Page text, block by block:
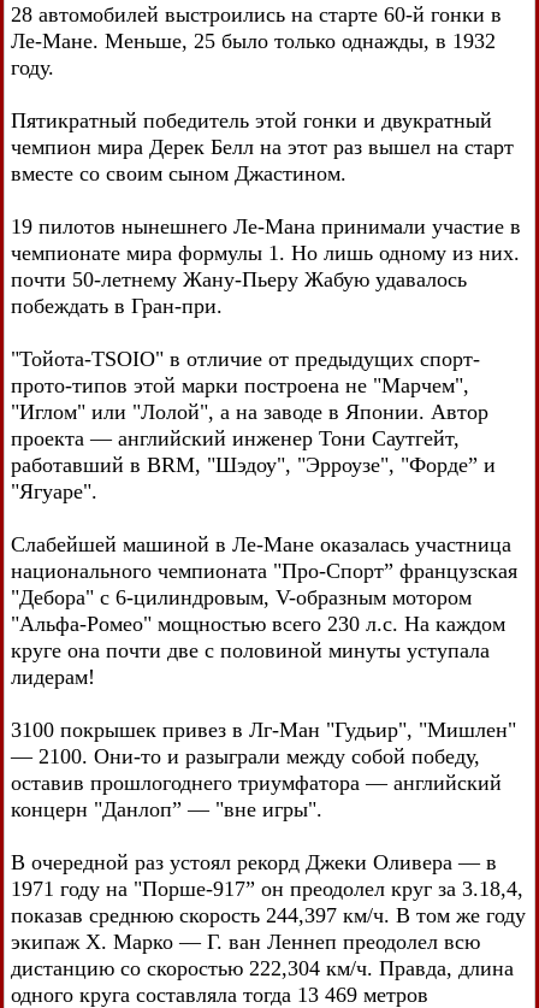
28 автомобилей выстроились на старте 60-й гонки в
Ле-Мане. Меньше, 25 было только однажды, в 1932
году.
Пятикратный победитель этой гонки и двукратный
чемпион мира Дерек Белл на этот раз вышел на старт
вместе со своим сыном Джастином.
19 пилотов нынешнего Ле-Мана принимали участие в
чемпионате мира формулы 1. Но лишь одному из них.
почти 50-летнему Жану-Пьеру Жабую удавалось
побеждать в Гран-при.
"Тойота-TSOIO" в отличие от предыдущих спорт-
прото-типов этой марки построена не "Марчем",
"Иглом" или "Лолой", а на заводе в Японии. Автор
проекта — английский инженер Тони Саутгейт,
работавший в BRM, "Шэдоу", "Эрроузе", "Форде” и
"Ягуаре".
Слабейшей машиной в Ле-Мане оказалась участница
национального чемпионата "Про-Спорт” французская
"Дебора" с 6-цилиндровым, V-образным мотором
"Альфа-Ромео" мощностью всего 230 л.с. На каждом
круге она почти две с половиной минуты уступала
лидерам!
3100 покрышек привез в Лг-Ман "Гудьир", "Мишлен"
— 2100. Они-то и разыграли между собой победу,
оставив прошлогоднего триумфатора — английский
концерн "Данлоп” — "вне игры".
В очередной раз устоял рекорд Джеки Оливера — в
1971 году на "Порше-917” он преодолел круг за 3.18,4,
показав среднюю скорость 244,397 км/ч. В том же году
экипаж X. Марко — Г. ван Леннеп преодолел всю
дистанцию со скоростью 222,304 км/ч. Правда, длина
одного круга составляла тогда 13 469 метров